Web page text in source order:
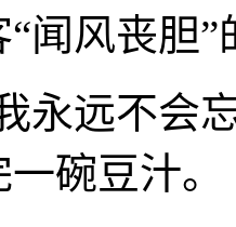
闻风丧胆
远不会忘
碗豆汁。